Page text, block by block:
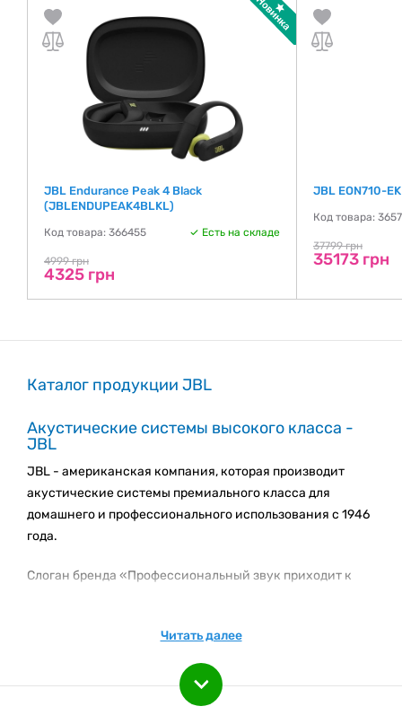
JBL Endurance Peak 4 Black
(JBLENDUPEAK4BLKL)
Код товара: 366455 Есть на складе
4999 грн
4325 грн
JBL EON710-
Код товара:
37799 грн
35173 грн
Каталог продукции JBL
Акустические системы высокого класса -
JBL
JBL - американская компания, которая производит
акустические системы премиального класса для
домашнего и профессионального использования с 1946
года.
Слоган бренда «Профессиональный звук приходит к
В 1995 году компания выпустила на рынок одну из
студийных систем профессиональной акустики EON,
Читать далее